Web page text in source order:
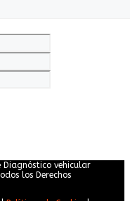
electrónico
vehicular
los Derechos